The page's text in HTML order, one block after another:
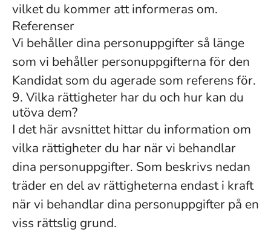
vilket du kommer att informeras om.
Referenser
Vi behåller dina personuppgifter så länge
som vi behåller personuppgifterna för den
Kandidat som du agerade som referens för.
9. Vilka rättigheter har du och hur kan du
utöva dem?
I det här avsnittet hittar du information om
vilka rättigheter du har när vi behandlar
dina personuppgifter. Som beskrivs nedan
träder en del av rättigheterna endast i kraft
när vi behandlar dina personuppgifter på en
viss rättslig grund.